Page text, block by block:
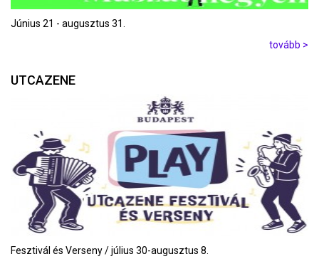
Június 21 - augusztus 31.
tovább >
UTCAZENE
Fesztivál és Verseny / július 30-augusztus 8.